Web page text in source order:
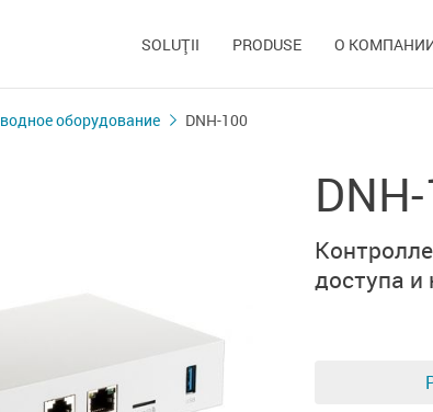
SOLUŢII PRODUSE О
оборудование DNH-100
доступа